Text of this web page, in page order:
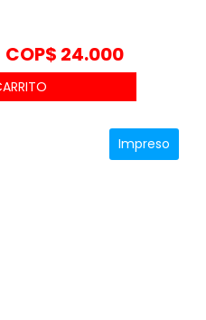
COP$ 24.000
Impreso